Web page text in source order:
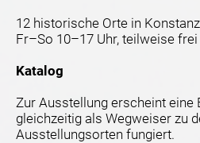
12 historische Orte in
Fr–So 10–17 Uhr, teilweise
Katalog
Zur Ausstellung erscheint eine
gleichzeitig als Wegweiser zu
Ausstellungsorten fungiert.